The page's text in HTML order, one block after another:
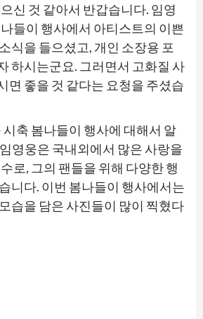
신 것 같아서 반갑습니다. 임영
들이 행사에서 아티스트의 이쁜
식을 들으셨고, 개인 소장용 포
하시는군요. 그러면서 고화질 사
면 좋을 것 같다는 요청을 주셨습
시축 봄나들이 행사에 대해서 알
영웅은 국내외에서 많은 사랑을
로, 그의 팬들을 위해 다양한 행
니다. 이번 봄나들이 행사에서는
습을 담은 사진들이 많이 찍혔다